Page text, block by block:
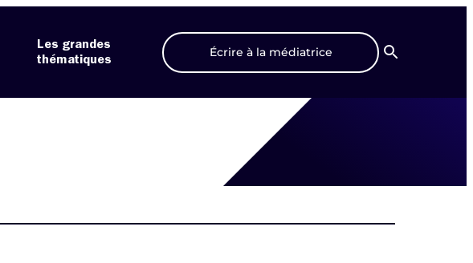
Les grandes
thématiques
Écrire à la médiatrice
Recherche